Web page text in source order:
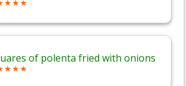
of polenta fried with onions